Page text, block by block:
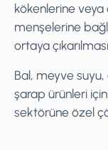
kökenlerine veya
menşelerine
ortaya
Bal, meyve
şarap ürünleri
sektörüne özel